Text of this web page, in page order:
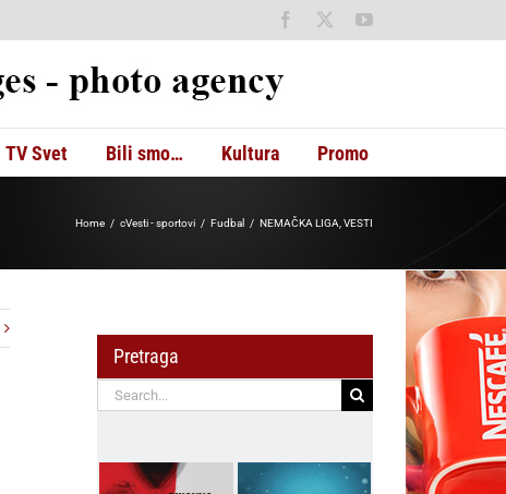
Facebook YouTube
TV Svet Bili smo… Kultura Promo
Home cVesti - sportovi Fudbal NEMAČKA LIGA, VESTI
Pretraga
Search
for: